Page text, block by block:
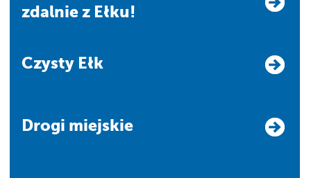
zdalnie z Ełku!
Czysty Ełk
Drogi miejskie